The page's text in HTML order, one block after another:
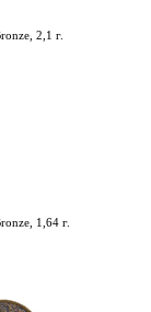
2,1 г.
1,64 г.